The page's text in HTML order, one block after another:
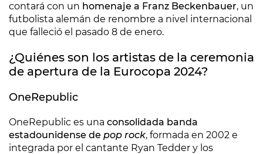
contará con un homenaje a Franz Beckenbauer, un
futbolista alemán de renombre a nivel internacional
que falleció el pasado 8 de enero.
¿Quiénes son los artistas de la ceremonia
de apertura de la Eurocopa 2024?
OneRepublic
OneRepublic es una consolidada banda
estadounidense de pop rock, formada en 2002 e
integrada por el cantante Ryan Tedder y los